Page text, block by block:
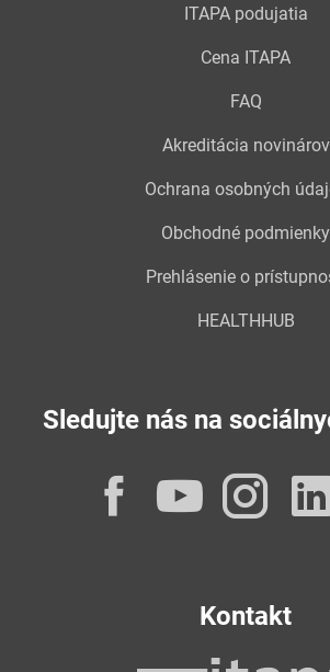
ITAPA podujatia
Cena ITAPA
FAQ
Akreditácia novinárov
Ochrana osobných
Obchodné podmienky
Prehlásenie o
HEALTHHUB
Sledujte nás na
Kontakt